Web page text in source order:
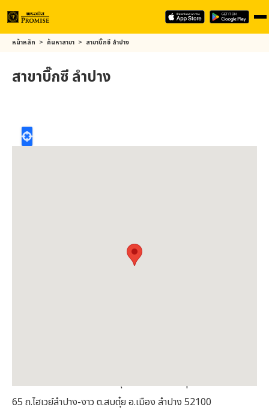
Skip
main
content
หน้าหลัก > ค้นหาสาขา > สาขาบิ๊กซี ลำปาง
สาขาบิ๊กซี ลำปาง
ชั้น 1 หน้าร้านทองเยาวราชกรุงเทพ และ Cute press
65 ถ.ไฮเวย์ลำปาง-งาว ต.สบตุ๋ย อ.เมือง ลำปาง 52100